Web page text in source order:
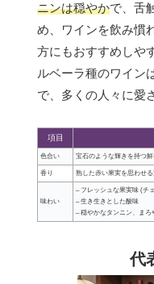
ニンは穏やかで、舌
め、ワインを飲み慣
方にもおすすめしや
ルベーラ種のワイン
で、多くの人々に愛
項目
色合い 宝石のような輝きを持つ
香り 熟した赤い果実を思わせ
味わい
– フレッシュな果実味 (チ
– 生き生きとした酸味
– 穏やかなタンニン、まろ
代